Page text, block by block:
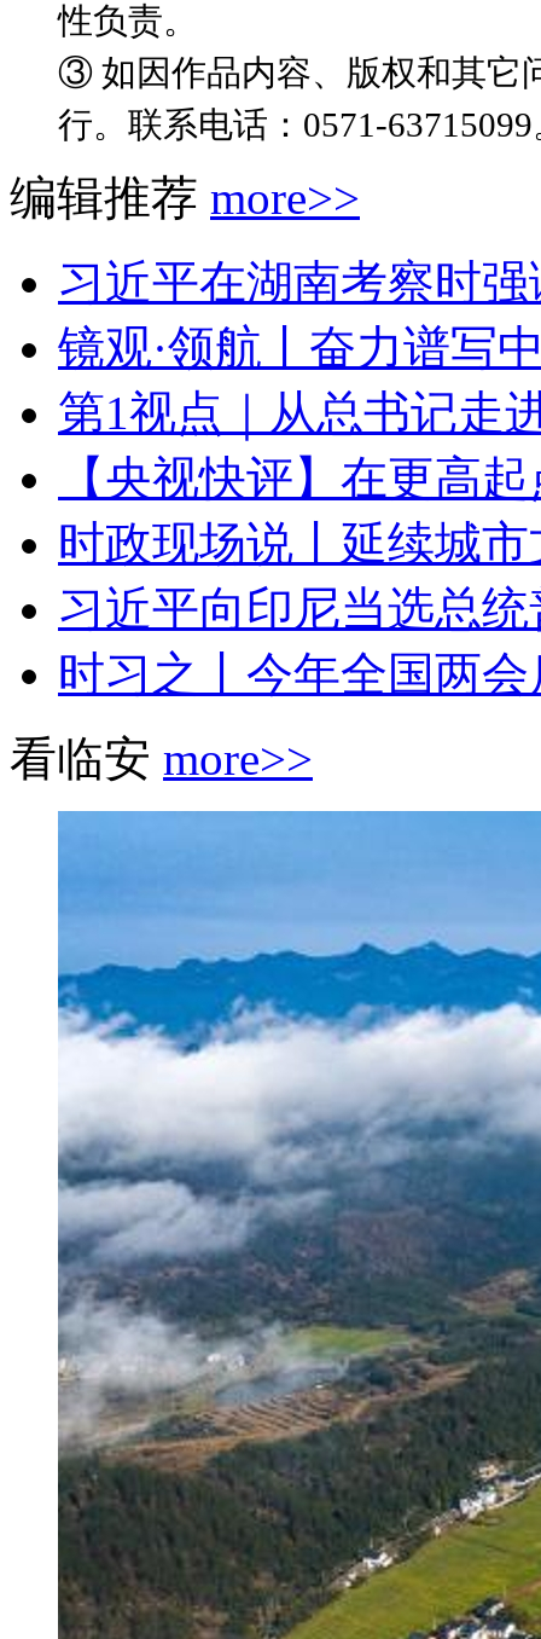
性负责。
③ 如因作品内容、版权和其它
行。联系电话：0571-63715099
编辑推荐 more>>
习近平在湖南考察时
镜观·领航丨奋力谱写
第1视点｜从总书记走
【央视快评】在更高
时政现场说丨延续城
习近平向印尼当选总
时习之丨今年全国两
看临安 more>>